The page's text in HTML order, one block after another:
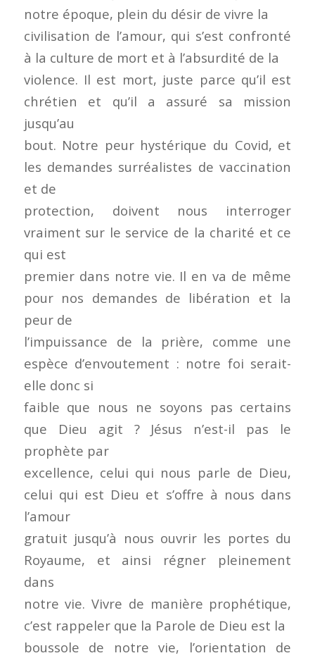
notre époque, plein du désir de vivre la
civilisation de l’amour, qui s’est confronté
à la culture de mort et à l’absurdité de la
violence. Il est mort, juste parce qu’il est
chrétien et qu’il a assuré sa mission
jusqu’au
bout. Notre peur hystérique du Covid, et
les demandes surréalistes de vaccination
et de
protection, doivent nous interroger
vraiment sur le service de la charité et ce
qui est
premier dans notre vie. Il en va de même
pour nos demandes de libération et la
peur de
l’impuissance de la prière, comme une
espèce d’envoutement : notre foi serait-
elle donc si
faible que nous ne soyons pas certains
que Dieu agit ? Jésus n’est-il pas le
prophète par
excellence, celui qui nous parle de Dieu,
celui qui est Dieu et s’offre à nous dans
l’amour
gratuit jusqu’à nous ouvrir les portes du
Royaume, et ainsi régner pleinement
dans
notre vie. Vivre de manière prophétique,
c’est rappeler que la Parole de Dieu est la
boussole de notre vie, l’orientation de